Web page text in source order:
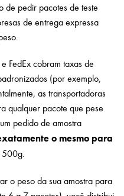
de pedir pacotes de teste
de entrega expressa
FedEx cobram taxas de
(por exemplo,
as transportadoras
qualquer pacote que pese
pedido de amostra
o mesmo para
500g.
o peso da sua amostra para